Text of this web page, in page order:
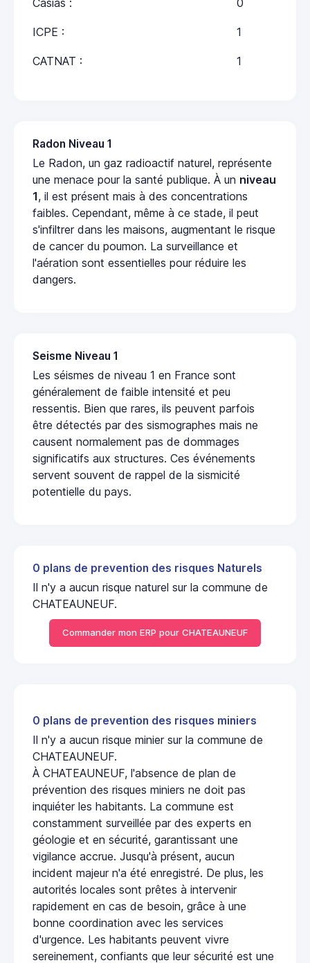
ICPE : 1
CATNAT : 1
Radon Niveau 1
Le Radon, un gaz radioactif naturel, représente
une menace pour la santé publique. À un niveau
1, il est présent mais à des concentrations
faibles. Cependant, même à ce stade, il peut
s'infiltrer dans les maisons, augmentant le risque
de cancer du poumon. La surveillance et
l'aération sont essentielles pour réduire les
dangers.
Seisme Niveau 1
Les séismes de niveau 1 en France sont
généralement de faible intensité et peu
ressentis. Bien que rares, ils peuvent parfois
être détectés par des sismographes mais ne
causent normalement pas de dommages
significatifs aux structures. Ces événements
servent souvent de rappel de la sismicité
potentielle du pays.
0 plans de prevention des risques Naturels
Il n'y a aucun risque naturel sur la commune de
CHATEAUNEUF.
Commander mon ERP pour CHATEAUNEUF
0 plans de prevention des risques miniers
Il n'y a aucun risque minier sur la commune de
CHATEAUNEUF.
À CHATEAUNEUF, l'absence de plan de
prévention des risques miniers ne doit pas
inquiéter les habitants. La commune est
constamment surveillée par des experts en
géologie et en sécurité, garantissant une
vigilance accrue. Jusqu'à présent, aucun
incident majeur n'a été enregistré. De plus, les
autorités locales sont prêtes à intervenir
rapidement en cas de besoin, grâce à une
bonne coordination avec les services
d'urgence. Les habitants peuvent vivre
sereinement, confiants que leur sécurité est une